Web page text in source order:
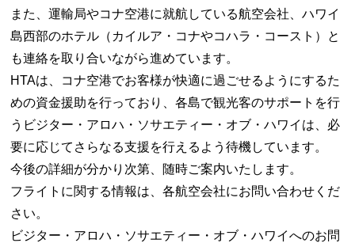
また、運輸局やコナ空港に就航している航空会社、ハワイ
島西部のホテル（カイルア・コナやコハラ・コースト）と
も連絡を取り合いながら進めています。
HTAは、コナ空港でお客様が快適に過ごせるようにするた
めの資金援助を行っており、各島で観光客のサポートを行
うビジター・アロハ・ソサエティー・オブ・ハワイは、必
要に応じてさらなる支援を行えるよう待機しています。
今後の詳細が分かり次第、随時ご案内いたします。
フライトに関する情報は、各航空会社にお問い合わせくだ
さい。
ビジター・アロハ・ソサエティー・オブ・ハワイへのお問